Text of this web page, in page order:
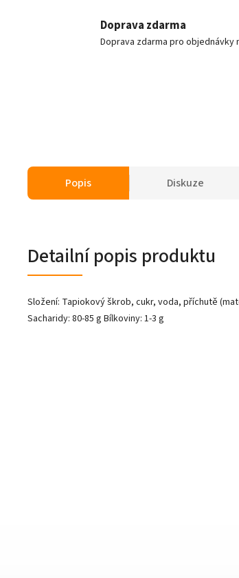
Doprava zdarma
Doprava zdarma pro objednávky
Popis Diskuze
Detailní popis produktu
Složení: Tapiokový škrob, cukr, voda, příchutě
Sacharidy: 80-85 g Bílkoviny: 1-3 g